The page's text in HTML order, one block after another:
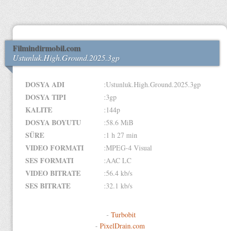
Filmindirmobil.com
Ustunluk.High.Ground.2025.3gp
DOSYA ADI :Ustunluk.High.Ground.2025.3gp
DOSYA TIPI :3gp
KALITE :144p
DOSYA BOYUTU :58.6 MiB
SÜRE :1 h 27 min
VIDEO FORMATI :MPEG-4 Visual
SES FORMATI :AAC LC
VIDEO BITRATE :56.4 kb/s
SES BITRATE :32.1 kb/s
- Turbobit
- PixelDrain.com